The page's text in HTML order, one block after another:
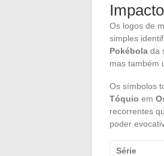
Os logos de
simples
Pokébola da
mas também
Os símbolos
Tóquio em
recorrentes
poder
Série